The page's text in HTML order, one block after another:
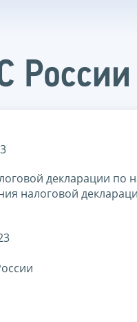
декларации по
налоговой